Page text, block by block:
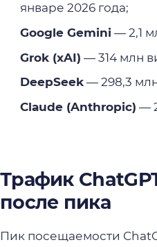
январе 2026 года;
Google Gemini— 2,1
Grok (xAI) — 314 млн
DeepSeek— 298,3
Claude (Anthropic) —
Трафик
после пика
Пик посещаемости